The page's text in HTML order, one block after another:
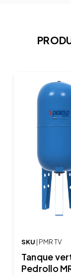
SKU | PMR TV
Tanque
Pedrollo